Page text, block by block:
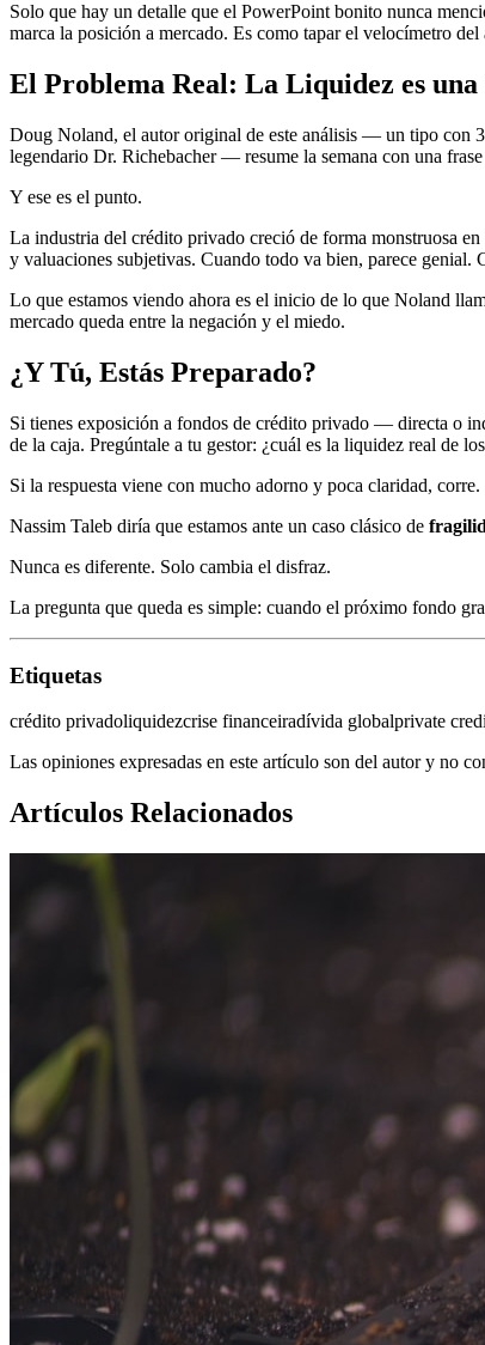
Solo que hay un detalle que el PowerPoint bonito nunca
marca la posición a mercado. Es como tapar el velocímetro
El Problema Real: La Liquidez es
Doug Noland, el autor original de este análisis — un tipo con
legendario Dr. Richebacher — resume la semana con una
Y ese es el punto.
La industria del crédito privado creció de forma monstruosa
y valuaciones subjetivas. Cuando todo va bien, parece genial.
Lo que estamos viendo ahora es el inicio de lo que Noland
mercado queda entre la negación y el miedo.
¿Y Tú, Estás Preparado?
Si tienes exposición a fondos de crédito privado — directa o
de la caja. Pregúntale a tu gestor: ¿cuál es la liquidez real de
Si la respuesta viene con mucho adorno y poca claridad, corre.
Nassim Taleb diría que estamos ante un caso clásico de
Nunca es diferente. Solo cambia el disfraz.
La pregunta que queda es simple: cuando el próximo fondo
Etiquetas
crédito privadoliquidezcrise financeiradívida globalprivate
Las opiniones expresadas en este artículo son del autor y no
Artículos Relacionados